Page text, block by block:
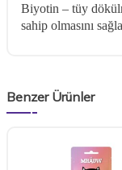
Biyotin – tüy
sahip olmasını
Benzer Ürünler